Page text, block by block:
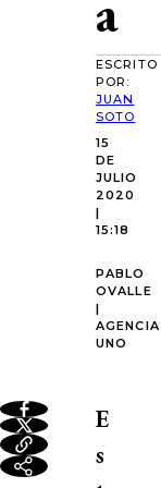
ESCRITO
POR:
JUAN
SOTO
15
DE
JULIO
2020
|
15:18
PABLO
OVALLE
|
AGENCIA
UNO
E
s